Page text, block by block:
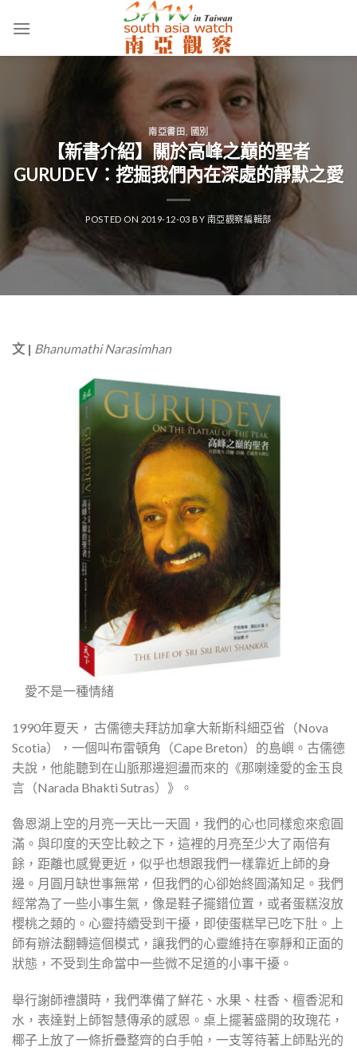
南亞書田 國別
【新書介紹】關於高峰之巔的聖者
GURUDEV：挖掘我們內在深處的靜默之愛
POSTED ON 2019-12-03 BY 南亞觀察編輯部
文 | Bhanumathi Narasimhan
愛不是一種情緒
1990年夏天， 古儒德夫拜訪加拿大新斯科細亞省（Nova
Scotia），一個叫布雷頓角（Cape Breton）的島嶼。古儒德
夫說，他能聽到在山脈那邊迴盪而來的《那喇達愛的金玉良
言（Narada Bhakti Sutras）》。
魯恩湖上空的月亮一天比一天圓，我們的心也同樣愈來愈圓
滿。與印度的天空比較之下，這裡的月亮至少大了兩倍有
餘，距離也感覺更近，似乎也想跟我們一樣靠近上師的身
邊。月圓月缺世事無常，但我們的心卻始終圓滿知足。我們
經常為了一些小事生氣，像是鞋子擺錯位置，或者蛋糕沒放
櫻桃之類的。心靈持續受到干擾，即使蛋糕早已吃下肚。上
師有辦法翻轉這個模式，讓我們的心靈維持在寧靜和正面的
狀態，不受到生命當中一些微不足道的小事干擾。
舉行謝師禮讚時，我們準備了鮮花、水果、柱香、檀香泥和
水，表達對上師智慧傳承的感恩。桌上擺著盛開的玫瑰花，
椰子上放了一條折疊整齊的白手帕，一支等待著上師點光的